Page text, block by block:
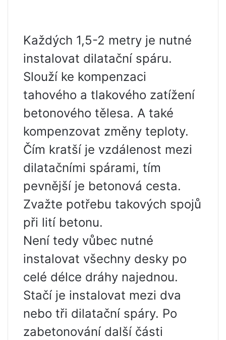
Každých 1,5-2 metry je nutné
instalovat dilatační spáru.
Slouží ke kompenzaci
tahového a tlakového zatížení
betonového tělesa. A také
kompenzovat změny teploty.
Čím kratší je vzdálenost mezi
dilatačními spárami, tím
pevnější je betonová cesta.
Zvažte potřebu takových spojů
při lití betonu.
Není tedy vůbec nutné
instalovat všechny desky po
celé délce dráhy najednou.
Stačí je instalovat mezi dva
nebo tři dilatační spáry. Po
zabetonování další části